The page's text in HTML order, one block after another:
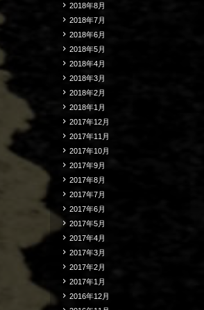
2018年8月
2018年7月
2018年6月
2018年5月
2018年4月
2018年3月
2018年2月
2018年1月
2017年12月
2017年11月
2017年10月
2017年9月
2017年8月
2017年7月
2017年6月
2017年5月
2017年4月
2017年3月
2017年2月
2017年1月
2016年12月